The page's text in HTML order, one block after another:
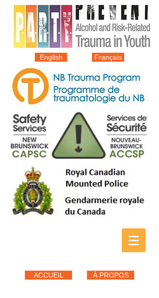
English Français
ACCUEIL À PROPOS